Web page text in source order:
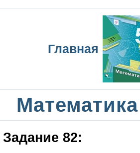
Главная
Задание 82: